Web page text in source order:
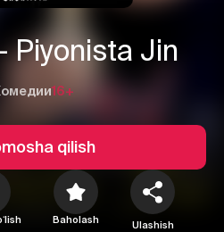
Piyonista Jin
16+
qilish
Baholash Ulashish
1 2
Tizimga kirish